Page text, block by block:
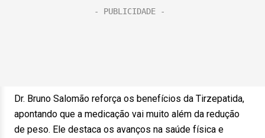
Dr. Bruno Salomão reforça os benefícios da Tirzepatida,
apontando que a medicação vai muito além da redução
de peso. Ele destaca os avanços na saúde física e